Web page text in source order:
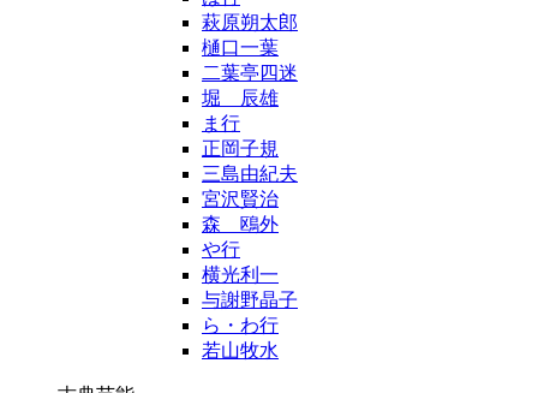
萩原朔太郎
樋口一葉
二葉亭四迷
堀 辰雄
ま行
正岡子規
三島由紀夫
宮沢賢治
森 鴎外
や行
横光利一
与謝野晶子
ら・わ行
若山牧水